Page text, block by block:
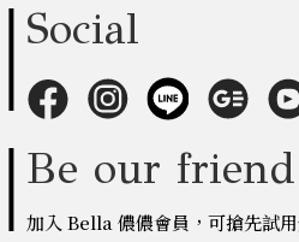
Social
Be our friend
加入 Bella 儂儂會員，可搶先試